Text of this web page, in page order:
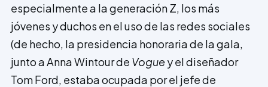
especialmente a la generación Z, los más
jóvenes y duchos en el uso de las redes sociales
(de hecho, la presidencia honoraria de la gala,
junto a Anna Wintour de Voguey el diseñador
Tom Ford, estaba ocupada por el jefe de